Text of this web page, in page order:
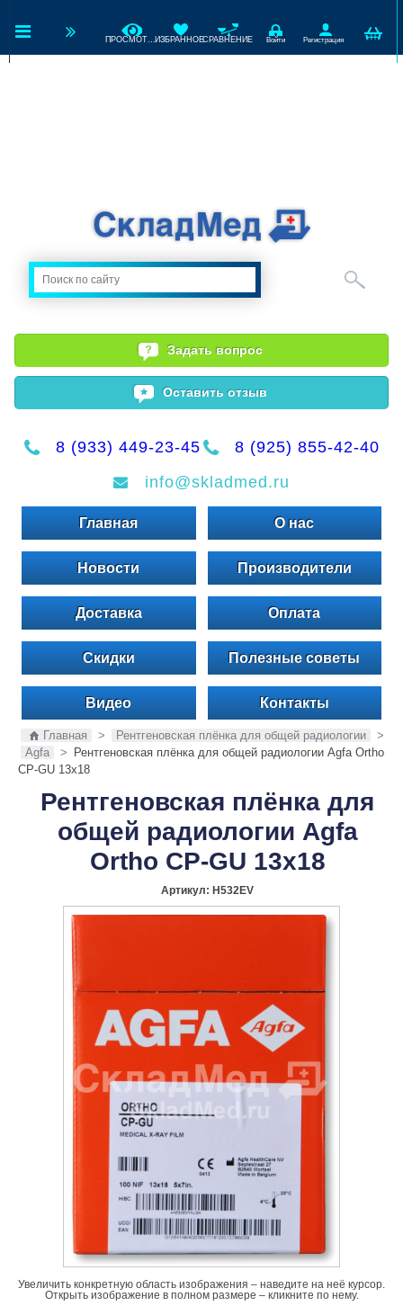
ПРОСМОТРЕННЫЕ ИЗБРАННОЕСРАВНЕНИЕ Войти Регистрация
Задать вопрос
Оставить отзыв
8 (933) 449-23-45
8 (925) 855-42-40
info@skladmed.ru
Главная О нас
Новости Производители
Доставка Оплата
Скидки Полезные советы
Видео Контакты
Главная > Рентгеновская плёнка для общей радиологии
>
Agfa
> Рентгеновская плёнка для общей радиологии Agfa Ortho
CP-GU 13x18
Рентгеновская плёнка для
общей радиологии Agfa
Ortho CP-GU 13x18
Артикул: H532EV
Увеличить конкретную область изображения – наведите на неё курсор.
Открыть изображение в полном размере – кликните по нему.